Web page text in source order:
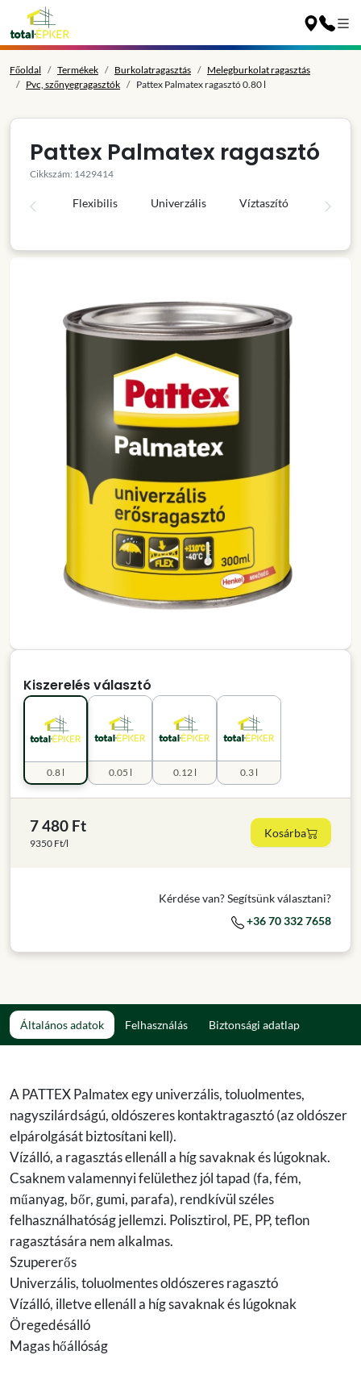
Főoldal Termékek Burkolatragasztás
Melegburkolat ragasztás
Pvc, szőnyegragasztók
Pattex Palmatex ragasztó 0.80 l
Pattex Palmatex ragasztó
Cikkszám: 1429414
Flexibilis Univerzális Víztaszító
Kiszerelés választó
0.05 l 0.12 l 0.3 l
0.8 l
7 480 Ft
9350 Ft/l
Kosárba
Kérdése van? Segítsünk választani?
+36 70 332 7658
Általános adatok Felhasználás Biztonsági adatlap
A PATTEX Palmatex egy univerzális, toluolmentes,
nagyszilárdságú, oldószeres kontaktragasztó (az oldószer
elpárolgását biztosítani kell).
Vízálló, a ragasztás ellenáll a híg savaknak és lúgoknak.
Csaknem valamennyi felülethez jól tapad (fa, fém,
műanyag, bőr, gumi, parafa), rendkívül széles
felhasználhatóság jellemzi. Polisztirol, PE, PP, teflon
ragasztására nem alkalmas.
Szupererős
Univerzális, toluolmentes oldószeres ragasztó
Vízálló, illetve ellenáll a híg savaknak és lúgoknak
Öregedésálló
Magas hőállóság